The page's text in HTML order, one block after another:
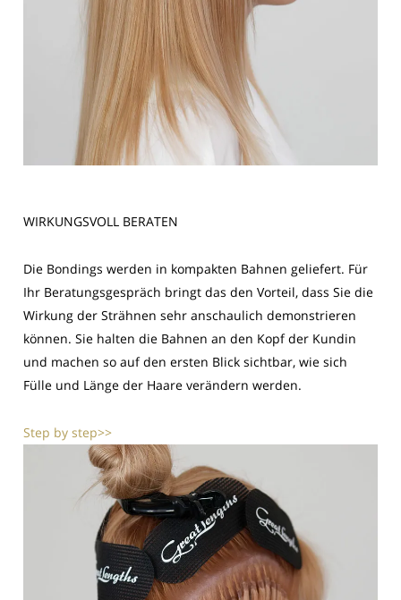
WIRKUNGSVOLL BERATEN
Die Bondings werden in kompakten Bahnen geliefert. Für
Ihr Beratungsgespräch bringt das den Vorteil, dass Sie die
Wirkung der Strähnen sehr anschaulich demonstrieren
können. Sie halten die Bahnen an den Kopf der Kundin
und machen so auf den ersten Blick sichtbar, wie sich
Fülle und Länge der Haare verändern werden.
Step by step>>